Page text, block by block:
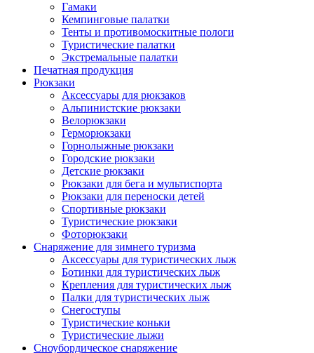
Гамаки
Кемпинговые палатки
Тенты и противомоскитные пологи
Туристические палатки
Экстремальные палатки
Печатная продукция
Рюкзаки
Аксессуары для рюкзаков
Альпинистские рюкзаки
Велорюкзаки
Герморюкзаки
Горнолыжные рюкзаки
Городские рюкзаки
Детские рюкзаки
Рюкзаки для бега и мультиспорта
Рюкзаки для переноски детей
Спортивные рюкзаки
Туристические рюкзаки
Фоторюкзаки
Снаряжение для зимнего туризма
Аксессуары для туристических лыж
Ботинки для туристических лыж
Крепления для туристических лыж
Палки для туристических лыж
Снегоступы
Туристические коньки
Туристические лыжи
Сноубордическое снаряжение